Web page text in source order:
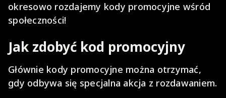
okresowo rozdajemy kody promocyjne wśród
społeczności!
Jak zdobyć kod promocyjny
Głównie kody promocyjne można otrzymać,
gdy odbywa się specjalna akcja z rozdawaniem.